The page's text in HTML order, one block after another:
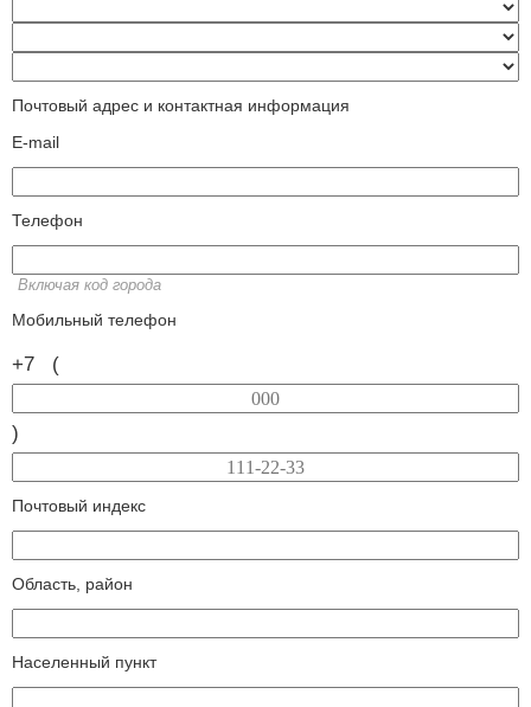
Почтовый адрес и контактная информация
E-mail
Телефон
Включая код города
Мобильный телефон
+7 (
)
Почтовый индекс
Область, район
Населенный пункт